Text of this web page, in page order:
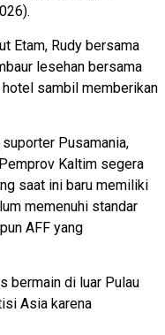
Etam, Rudy bersama
lesehan bersama
sambil memberikan
Pusamania,
Kaltim segera
saat ini baru memiliki
memenuhi standar
AFF yang
bermain di luar Pulau
Asia karena